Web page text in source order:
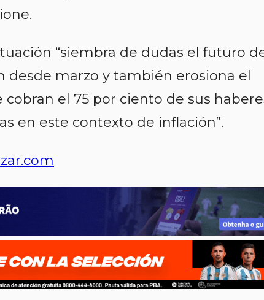
“siembra de dudas el futuro
desde marzo y también erosiona el
el 75 por ciento de sus
en este contexto de inflación”.